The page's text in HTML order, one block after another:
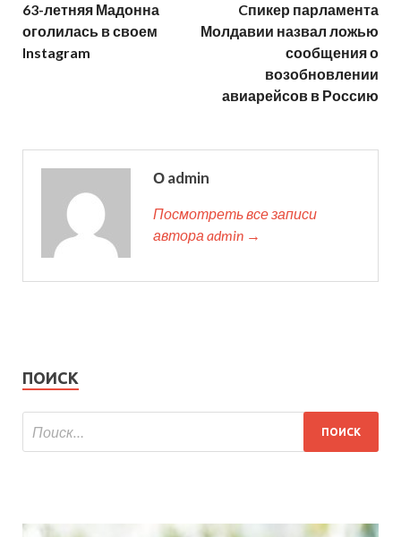
63-летняя Мадонна
оголилась в своем
Instagram
Cпикер парламента
Молдавии назвал ложью
сообщения о
возобновлении
авиарейсов в Россию
О admin
Посмотреть все записи
автора admin →
ПОИСК